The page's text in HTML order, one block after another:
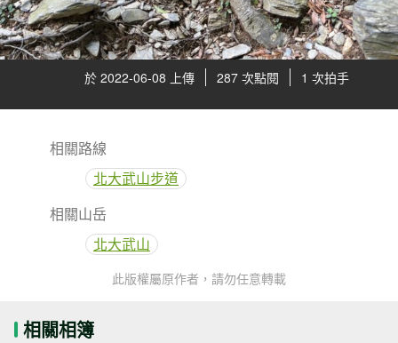
於 2022-06-08 上傳 287 次點閱 1 次拍手
相關路線
北大武山步道
相關山岳
北大武山
此版權屬原作者，請勿任意轉載
相關相簿